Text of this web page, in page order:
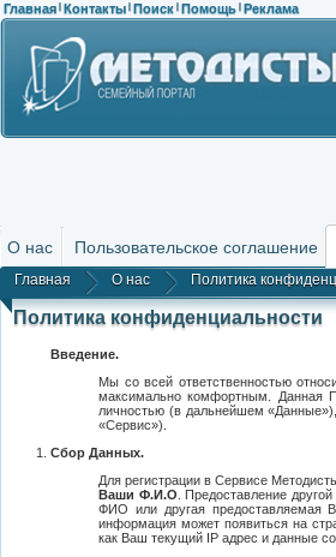
Главная | Контакты | Поиск | Помощь | Реклама
О нас Пользовательское соглашение
Главная О нас Политика
Политика конфиденциальности
Введение.
Мы со всей ответственностью
максимально комфортным. Данная
личностью (в дальнейшем
«Сервис»).
Сбор Данных.
Для регистрации в Сервисе
Ваши Ф.И.О . Предоставление
ФИО или другая предоставляемая
информация может появиться на
как Ваш текущий IP адрес и данные